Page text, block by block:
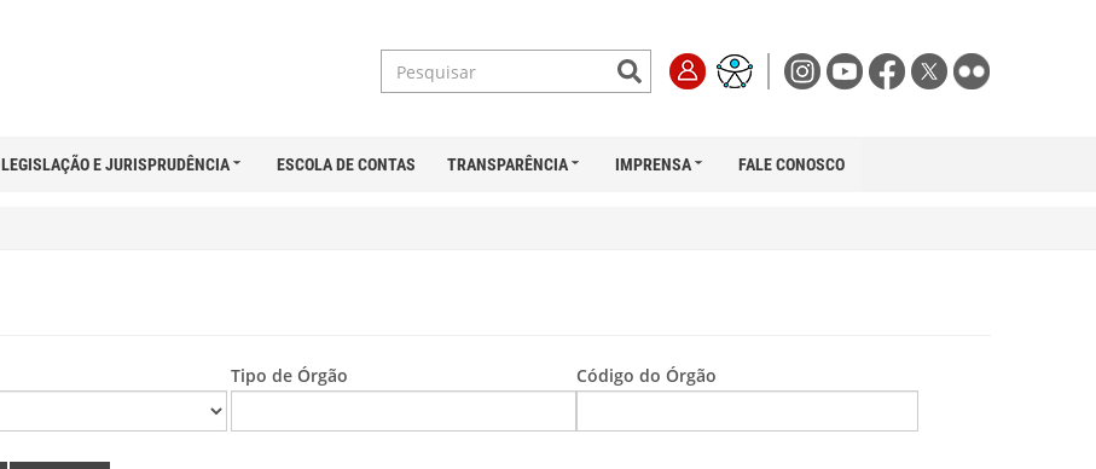
LEGISLAÇÃO E JURISPRUDÊNCIA ESCOLA DE CONTAS TRANSPARÊNCIA IMPRENSA FALE CONOSCO
Tipo de Órgão Código do Órgão